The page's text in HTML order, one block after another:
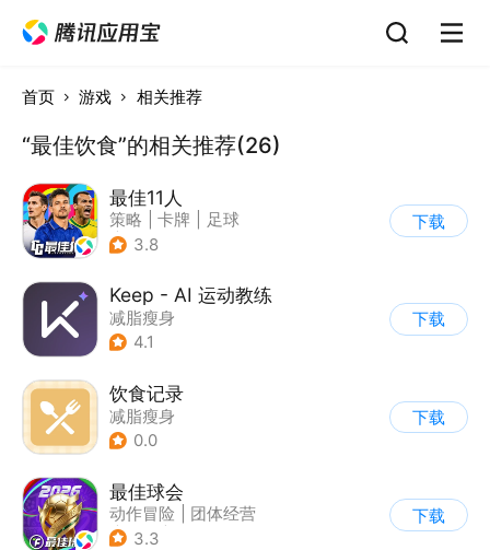
首页 游戏 相关推荐
“最佳饮食”的相关推荐(26)
最佳11人
策略 卡牌
足球
| 战术竞技
3.8
下载
Keep - AI 运动教练
减脂瘦身
4.1
下载
饮食记录
减脂瘦身
0.0
下载
最佳球会
动作冒险
团体经营
| 足球
3.3
下载